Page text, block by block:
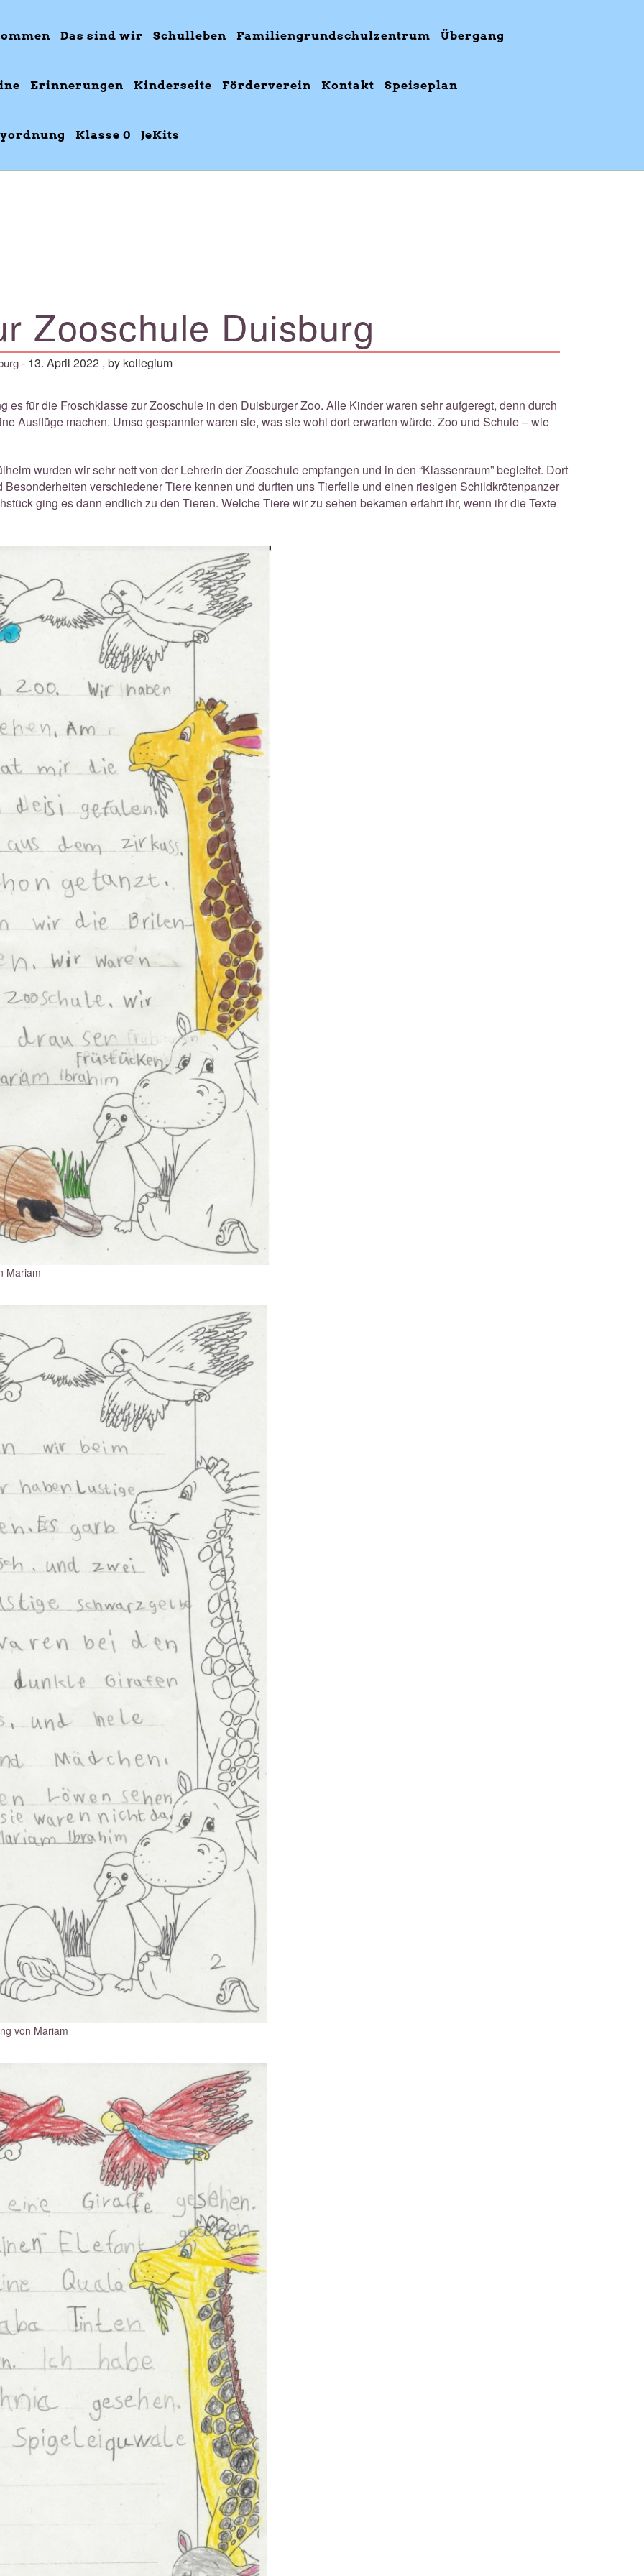
Das sind wir Schulleben Familiengrundschulzentrum Übergang
Erinnerungen Kinderseite Förderverein Kontakt Speiseplan
Klasse 0 JeKits
Zooschule Duisburg
- 13. April 2022 , by kollegium
es für die Froschklasse zur Zooschule in den Duisburger Zoo. Alle Kinder waren sehr aufgeregt, denn durch
Ausflüge machen. Umso gespannter waren sie, was sie wohl dort erwarten würde. Zoo und Schule – wie
wurden wir sehr nett von der Lehrerin der Zooschule empfangen und in den “Klassenraum” begleitet. Dort
verschiedener Tiere kennen und durften uns Tierfelle und einen riesigen Schildkrötenpanzer
ging es dann endlich zu den Tieren. Welche Tiere wir zu sehen bekamen erfahrt ihr, wenn ihr die Texte
Mariam
von Mariam